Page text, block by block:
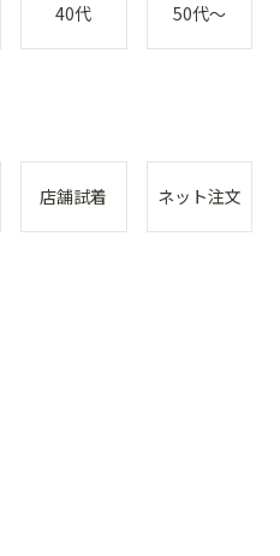
40代 50代～
店舗試着 ネット注文